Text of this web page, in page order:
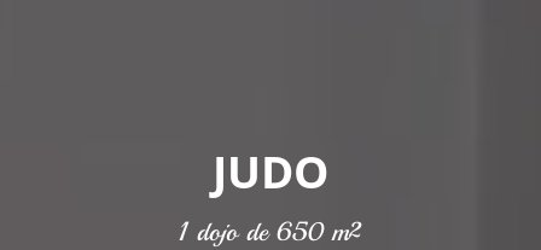
JUDO
1 dojo de 650 m²